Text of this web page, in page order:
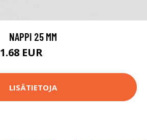
NAPPI 25 MM
1.68 EUR
LISÄTIETOJA